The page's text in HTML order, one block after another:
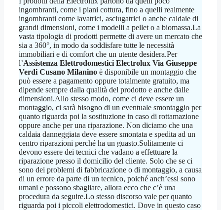
ingombranti, come i piani cottura, fino a quelli realmente
ingombranti come lavatrici, asciugatrici o anche caldaie di
grandi dimensioni, come i modelli a pellet o a biomassa.La
vasta tipologia di prodotti permette di avere un mercato che
sia a 360°, in modo da soddisfare tutte le necessità
immobiliari e di comfort che un utente desidera.Per
l’Assistenza Elettrodomestici Electrolux Via Giuseppe
Verdi Cusano Milanino è disponibile un montaggio che
può essere a pagamento oppure totalmente gratuito, ma
dipende sempre dalla qualità del prodotto e anche dalle
dimensioni.Allo stesso modo, come ci deve essere un
montaggio, ci sarà bisogno di un eventuale smontaggio per
quanto riguarda poi la sostituzione in caso di rottamazione
oppure anche per una riparazione. Non diciamo che una
caldaia danneggiata deve essere smontata e spedita ad un
centro riparazioni perché ha un guasto.Solitamente ci
devono essere dei tecnici che vadano a effettuare la
riparazione presso il domicilio del cliente. Solo che se ci
sono dei problemi di fabbricazione o di montaggio, a causa
di un errore da parte di un tecnico, poiché anch’essi sono
umani e possono sbagliare, allora ecco che c’è una
procedura da seguire.Lo stesso discorso vale per quanto
riguarda poi i piccoli elettrodomestici. Dove in questo caso